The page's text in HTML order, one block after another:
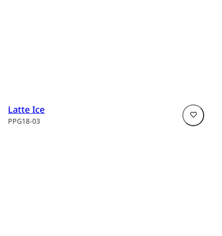
Latte Ice
PPG18-03